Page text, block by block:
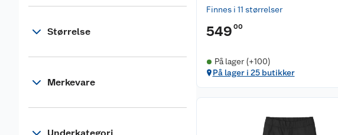
Størrelse
Merkevare
Finnes i 11 størrelser
549 00
På lager (+100)
På lager i 25 butikker